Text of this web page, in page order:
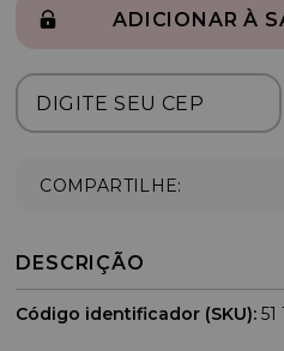
ADICIONAR À
COMPARTILHE:
DESCRIÇÃO
Código identificador (SKU): 51